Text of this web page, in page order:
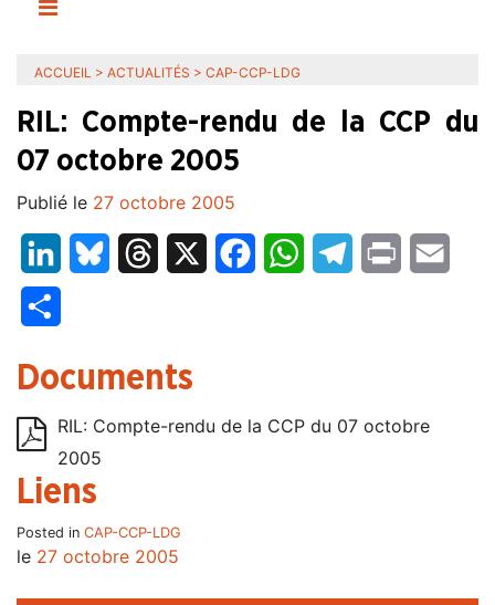
ACCUEIL > ACTUALITÉS > CAP-CCP-LDG
RIL: Compte-rendu de la CCP du
07 octobre 2005
Publié le 27 octobre 2005
LinkedInBluesky Threads FacebookWhatsAppTelegram
Print
Documents
RIL: Compte-rendu de la CCP du 07 octobre
2005
Liens
Posted in CAP-CCP-LDG
le 27 octobre 2005